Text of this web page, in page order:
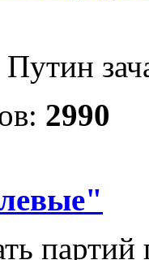
2990
партий